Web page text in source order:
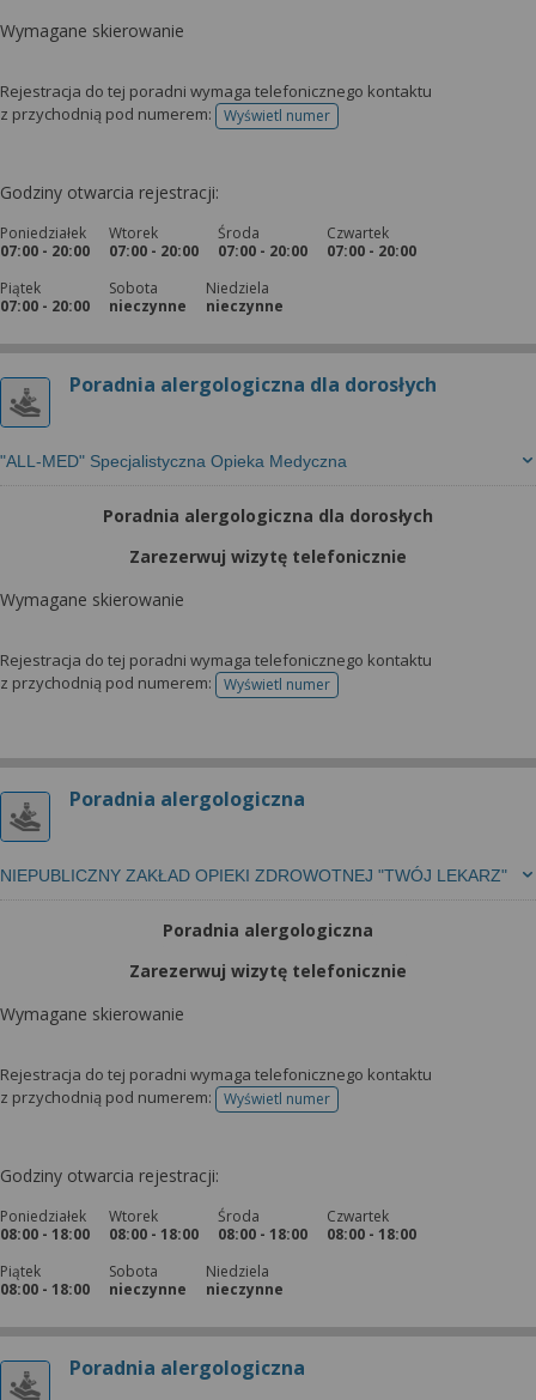
Wymagane skierowanie
Rejestracja do tej poradni wymaga telefonicznego kontaktu
z przychodnią pod numerem:
Wyświetl numertelefonu do rejestracji
Godziny otwarcia rejestracji:
Poniedziałek
07:00 - 20:00
Wtorek
07:00 - 20:00
Środa
07:00 - 20:00
Czwartek
07:00 - 20:00
Piątek
07:00 - 20:00
Sobota
nieczynne
Niedziela
nieczynne
Poradnia alergologiczna dla dorosłych
"ALL-MED" Specjalistyczna Opieka Medyczna
Poradnia alergologiczna dla dorosłych
Zarezerwuj wizytę telefonicznie
Wymagane skierowanie
Rejestracja do tej poradni wymaga telefonicznego kontaktu
z przychodnią pod numerem:
Wyświetl numertelefonu do rejestracji
Poradnia alergologiczna
NIEPUBLICZNY ZAKŁAD OPIEKI ZDROWOTNEJ "TWÓJ LEKARZ"
Poradnia alergologiczna
Zarezerwuj wizytę telefonicznie
Wymagane skierowanie
Rejestracja do tej poradni wymaga telefonicznego kontaktu
z przychodnią pod numerem:
Wyświetl numertelefonu do rejestracji
Godziny otwarcia rejestracji:
Poniedziałek
08:00 - 18:00
Wtorek
08:00 - 18:00
Środa
08:00 - 18:00
Czwartek
08:00 - 18:00
Piątek
08:00 - 18:00
Sobota
nieczynne
Niedziela
nieczynne
Poradnia alergologiczna